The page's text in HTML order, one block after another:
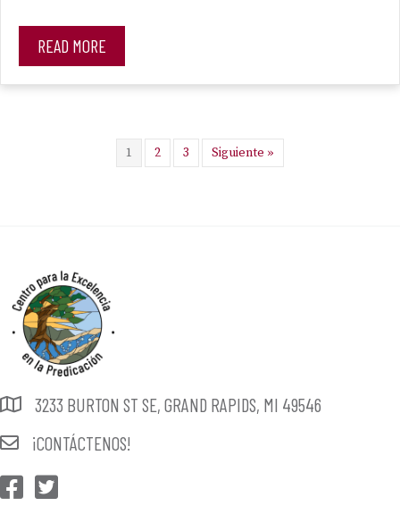
READ MORE
1 2 3 Siguiente »
3233 BURTON ST SE, GRAND RAPIDS, MI 49546
¡CONTÁCTENOS!
CEP Facebook
CEP Twitter